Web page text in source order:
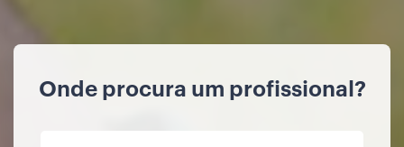
Onde procura um profissional?